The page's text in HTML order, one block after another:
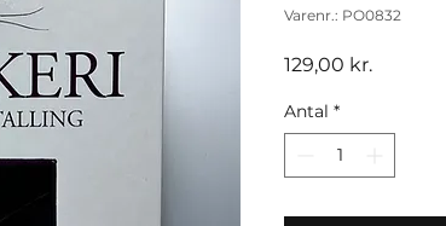
Varenr.: PO0832
129,00 kr.Pris
Antal *